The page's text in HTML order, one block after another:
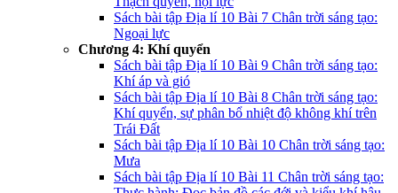
Sách bài tập Địa lí 10 Bài 7 Chân trời sáng tạo:
Ngoại lực
Chương 4: Khí quyển
Sách bài tập Địa lí 10 Bài 9 Chân trời sáng tạo:
Khí áp và gió
Sách bài tập Địa lí 10 Bài 8 Chân trời sáng tạo:
Khí quyển, sự phân bổ nhiệt độ không khí trên
Trái Đất
Sách bài tập Địa lí 10 Bài 10 Chân trời sáng tạo:
Mưa
Sách bài tập Địa lí 10 Bài 11 Chân trời sáng tạo: